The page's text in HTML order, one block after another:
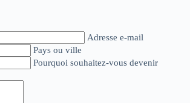
Adresse e-mail
Pays ou ville
Pourquoi souhaitez-vous devenir